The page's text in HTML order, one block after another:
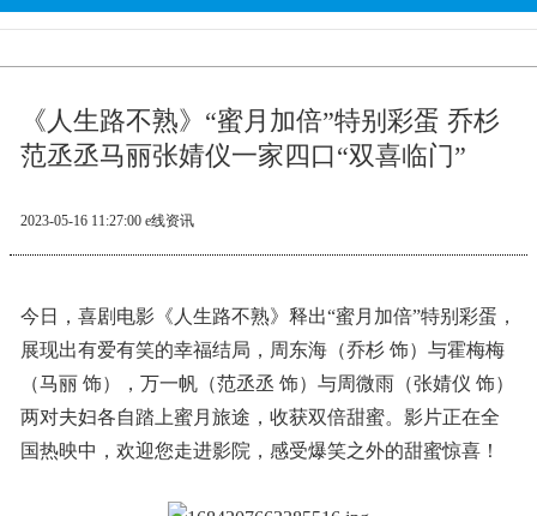
《人生路不熟》“蜜月加倍”特别彩蛋 乔杉
范丞丞马丽张婧仪一家四口“双喜临门”
2023-05-16 11:27:00 e线资讯
今日，喜剧电影《人生路不熟》释出“蜜月加倍”特别彩蛋，
展现出有爱有笑的幸福结局，周东海（乔杉 饰）与霍梅梅
（马丽 饰），万一帆（范丞丞 饰）与周微雨（张婧仪 饰）
两对夫妇各自踏上蜜月旅途，收获双倍甜蜜。影片正在全
国热映中，欢迎您走进影院，感受爆笑之外的甜蜜惊喜！